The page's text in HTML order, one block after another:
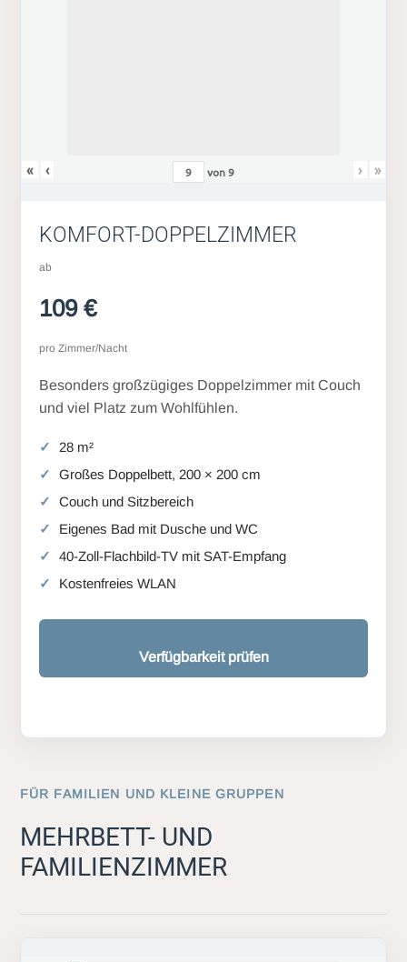
« ‹ von9 › »
KOMFORT-DOPPELZIMMER
ab
109 €
pro Zimmer/Nacht
Besonders großzügiges Doppelzimmer mit Couch
und viel Platz zum Wohlfühlen.
28 m²
Großes Doppelbett, 200 × 200 cm
Couch und Sitzbereich
Eigenes Bad mit Dusche und WC
40-Zoll-Flachbild-TV mit SAT-Empfang
Kostenfreies WLAN
Verfügbarkeit prüfen
FÜR FAMILIEN UND KLEINE GRUPPEN
MEHRBETT- UND
FAMILIENZIMMER